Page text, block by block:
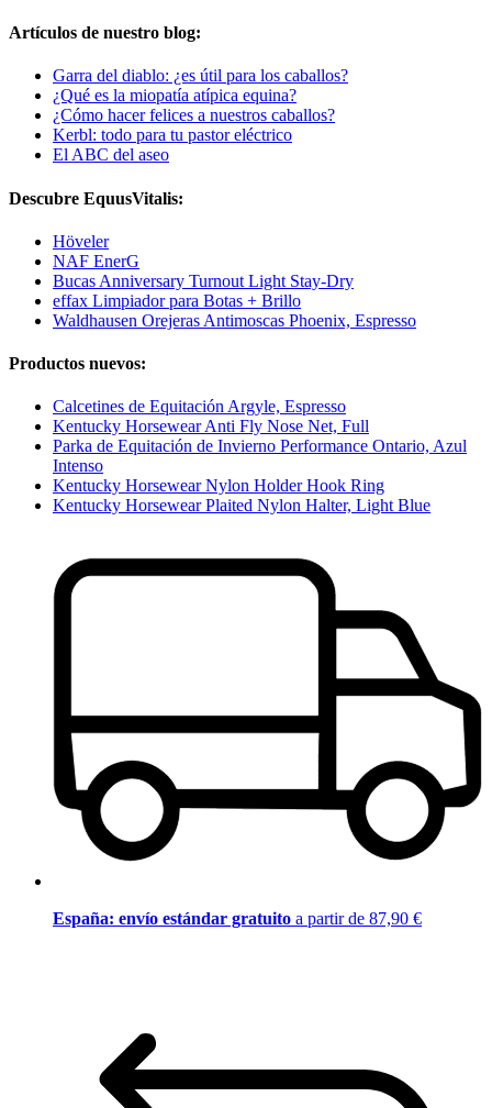
Artículos de nuestro blog:
Garra del diablo: ¿es útil para los caballos?
¿Qué es la miopatía atípica equina?
¿Cómo hacer felices a nuestros caballos?
Kerbl: todo para tu pastor eléctrico
El ABC del aseo
Descubre EquusVitalis:
Höveler
NAF EnerG
Bucas Anniversary Turnout Light Stay-Dry
effax Limpiador para Botas + Brillo
Waldhausen Orejeras Antimoscas Phoenix, Espresso
Productos nuevos:
Calcetines de Equitación Argyle, Espresso
Kentucky Horsewear Anti Fly Nose Net, Full
Parka de Equitación de Invierno Performance Ontario, Azul
Intenso
Kentucky Horsewear Nylon Holder Hook Ring
Kentucky Horsewear Plaited Nylon Halter, Light Blue
España: envío estándar gratuito a partir de 87,90 €